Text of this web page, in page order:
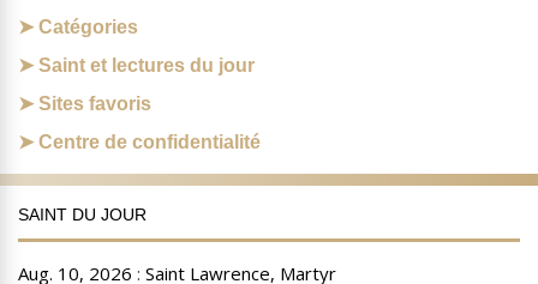
Catégories
Saint et lectures du jour
Sites favoris
Centre de confidentialité
SAINT DU JOUR